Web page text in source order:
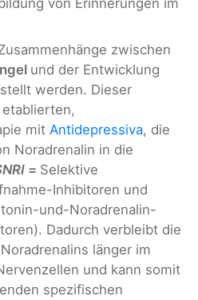
zwischen
und der Entwicklung
werden. Dieser
mit Antidepressiva, die
Noradrenalin in die
= Selektive
Inhibitoren und
und-Noradrenalin-
Dadurch verbleibt die
länger im
und kann somit
spezifischen